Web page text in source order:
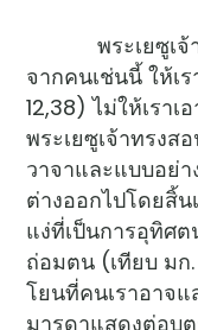
พระเยซูเจ้าท
จากคนเช่นนี้ ให้เ
12,38) ไม่ให้เราเ
พระเยซูเจ้าทรงส
วาจาและแบบอย่
ต่างออกไปโดยสิ้
แง่ที่เป็นการอุทิศ
ถ่อมตน (เทียบ มก
โยนที่คนเราอาจ
มารดาแสดงต่อบุต